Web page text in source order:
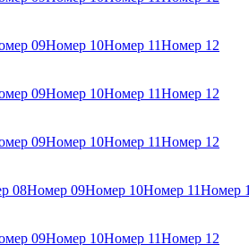
09Номер 10Номер 11Номер 12
09Номер 10Номер 11Номер 12
09Номер 10Номер 11Номер 12
08Номер 09Номер 10Номер 11Номер
09Номер 10Номер 11Номер 12